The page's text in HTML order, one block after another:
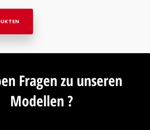
Fragen zu unseren
Modellen ?